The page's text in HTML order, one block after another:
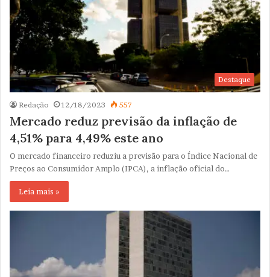
Destaque
Redação 12/18/2023 557
Mercado reduz previsão da inflação de
4,51% para 4,49% este ano
O mercado financeiro reduziu a previsão para o Índice Nacional de
Preços ao Consumidor Amplo (IPCA), a inflação oficial do…
Leia mais »